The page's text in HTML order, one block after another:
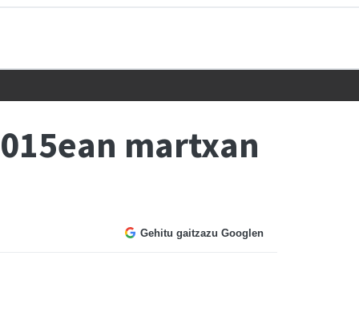
martxan
Gehitu gaitzazu Googlen